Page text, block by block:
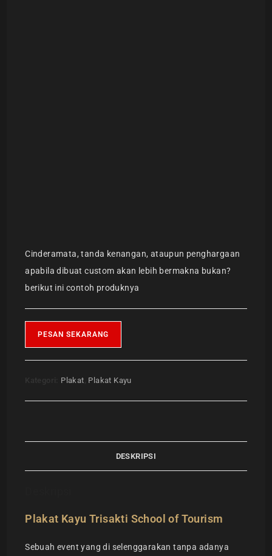
Cinderamata, tanda kenangan, ataupun penghargaan
apabila dibuat custom akan lebih bermakna bukan?
berikut ini contoh produknya
PESAN SEKARANG
Plakat Plakat Kayu
DESKRIPSI
Plakat Kayu Trisakti School of Tourism
Sebuah event yang di selenggarakan tanpa adanya